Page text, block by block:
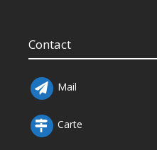
Contact
Mail
Carte